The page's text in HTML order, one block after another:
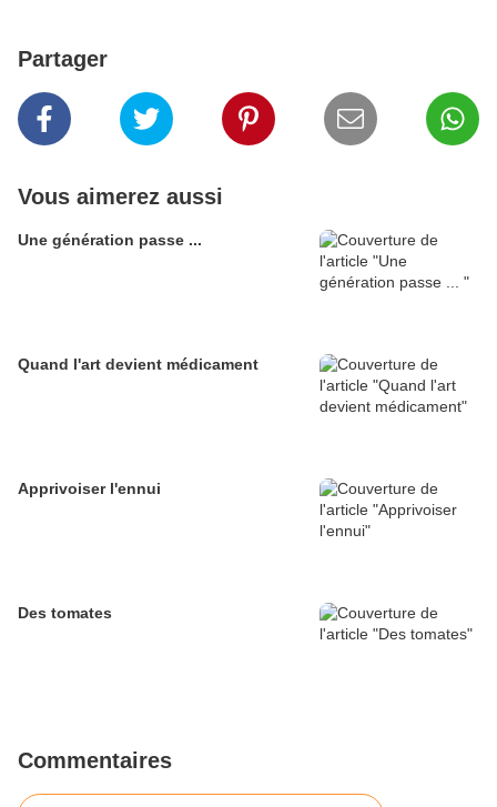
Partager
Vous aimerez aussi
Une génération passe ...
Quand l'art devient médicament
Apprivoiser l'ennui
Des tomates
Commentaires